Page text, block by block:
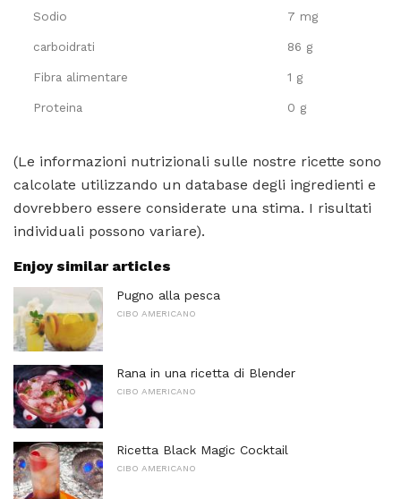
Sodio 7 mg
carboidrati 86 g
Fibra alimentare 1 g
Proteina 0 g
(Le informazioni nutrizionali sulle nostre ricette sono
calcolate utilizzando un database degli ingredienti e
dovrebbero essere considerate una stima. I risultati
individuali possono variare).
Enjoy similar articles
Pugno alla pesca
CIBO AMERICANO
Rana in una ricetta di Blender
CIBO AMERICANO
Ricetta Black Magic Cocktail
CIBO AMERICANO